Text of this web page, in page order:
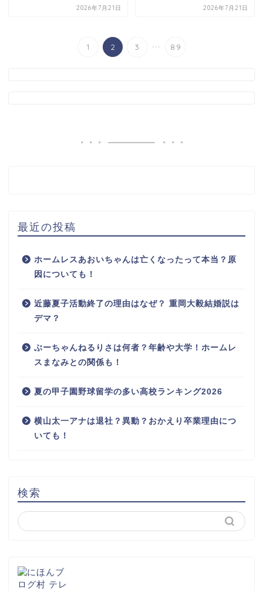
2026年7月21日 2026年7月21日
1 2 3 ... 89
最近の投稿
ホームレスあおいちゃんは亡くなったって本当？原
因についても！
近藤夏子活動終了の理由はなぜ？ 重岡大毅結婚説は
デマ？
ぶーちゃんねるりさは何者？年齢や大学！ホームレ
スまなみとの関係も！
夏の甲子園野球留学の多い高校ランキング2026
横山太一アナは退社？異動？おかえり卒業理由につ
いても！
検索